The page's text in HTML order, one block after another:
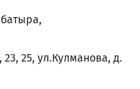
23, 25, ул.Кулманова, д.